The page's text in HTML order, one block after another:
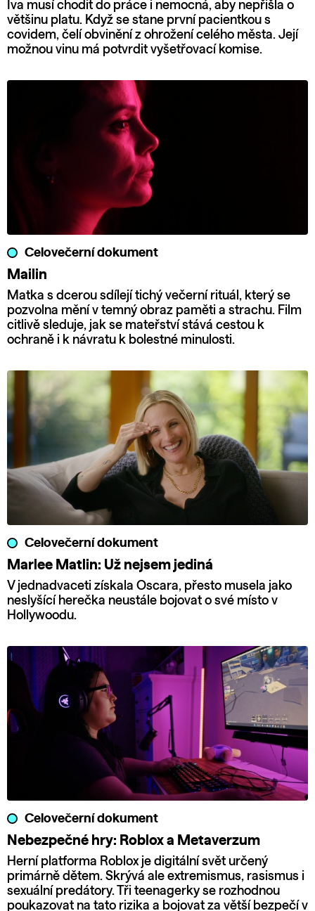
Iva musí chodit do práce i nemocná, aby nepřišla o
většinu platu. Když se stane první pacientkou s
covidem, čelí obvinění z ohrožení celého města. Její
možnou vinu má potvrdit vyšetřovací komise.
Celovečerní dokument
Mailin
Matka s dcerou sdílejí tichý večerní rituál, který se
pozvolna mění v temný obraz paměti a strachu. Film
citlivě sleduje, jak se mateřství stává cestou k
ochraně i k návratu k bolestné minulosti.
Celovečerní dokument
Marlee Matlin: Už nejsem jediná
V jednadvaceti získala Oscara, přesto musela jako
neslyšící herečka neustále bojovat o své místo v
Hollywoodu.
Celovečerní dokument
Nebezpečné hry: Roblox a Metaverzum
Herní platforma Roblox je digitální svět určený
primárně dětem. Skrývá ale extremismus, rasismus i
sexuální predátory. Tři teenagerky se rozhodnou
poukazovat na tato rizika a bojovat za větší bezpečí v